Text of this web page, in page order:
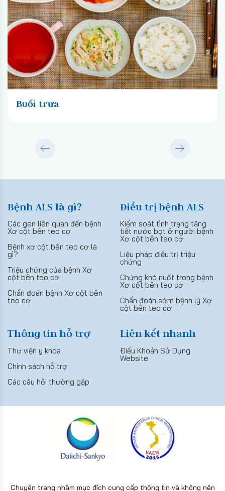
Buổi trưa
Bệnh ALS là gì?
Các gen liên quan đến bệnh
Xơ cột bên teo cơ
Bệnh xơ cột bên teo cơ là
gì?
Triệu chứng của bệnh Xơ
cột bên teo cơ
Chẩn đoán bệnh Xơ cột bên
teo cơ
Điều trị bệnh ALS
Kiểm soát tình trạng tăng
tiết nước bọt ở người bệnh
Xơ cột bên teo cơ
Liệu pháp điều trị triệu
chứng
Chứng khó nuốt trong bệnh
Xơ cột bên teo cơ
Chẩn đoán sớm bệnh lý Xơ
cột bên teo cơ
Thông tin hỗ trợ
Thư viện y khoa
Chính sách hỗ trợ
Các câu hỏi thường gặp
Liên kết nhanh
Điều Khoản Sử Dụng
Website
Chuyên trang nhằm mục đích cung cấp thông tin và không nên